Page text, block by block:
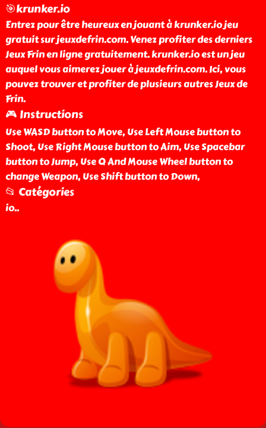
🎯krunker.io
Entrez pour être heureux en jouant à krunker.io jeu
gratuit sur jeuxdefrin.com. Venez profiter des derniers
Jeux Frin en ligne gratuitement. krunker.io est un jeu
auquel vous aimerez jouer à jeuxdefrin.com. Ici, vous
pouvez trouver et profiter de plusieurs autres Jeux de
Frin.
🎮 Instructions
Use WASD button to Move, Use Left Mouse button to
Shoot, Use Right Mouse button to Aim, Use Spacebar
button to Jump, Use Q And Mouse Wheel button to
change Weapon, Use Shift button to Down,
📂 Catégories
io..